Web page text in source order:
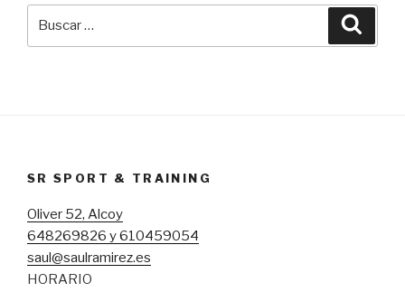
SR SPORT & TRAINING
Oliver 52, Alcoy
648269826 y 610459054
saul@saulramirez.es
HORARIO